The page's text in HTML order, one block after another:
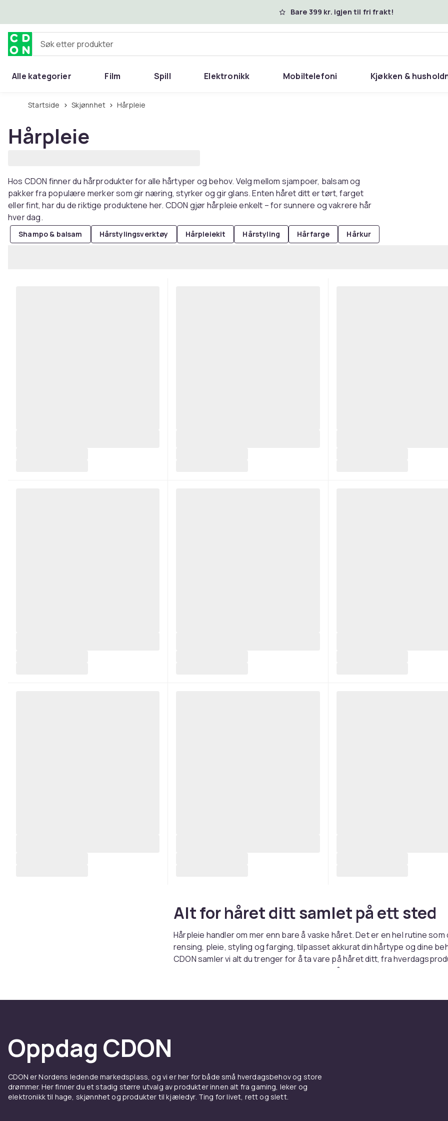
Bare 399 kr. igjen til fri frakt!
Søk etter produkter
Alle kategorier Film Spill Elektronikk Mobiltelefoni Kjøkken &
Startside Skjønnhet Hårpleie
Hårpleie
Hos CDON finner du hårprodukter for alle hårtyper og behov. Velg mellom sjampoer, balsam og
pakker fra populære merker som gir næring, styrker og gir glans. Enten håret ditt er tørt, farget
eller fint, har du de riktige produktene her. CDON gjør hårpleie enkelt – for sunnere og vakrere hår
hver dag.
Shampo & balsam Hårstylingsverktøy Hårpleiekit Hårstyling Hårfarge Hårkur
Alt for håret ditt samlet på ett sted
Hårpleie handler om mer enn bare å vaske håret. Det er en hel rutine
rensing, pleie, styling og farging, tilpasset akkurat din hårtype og dine
CDON samler vi alt du trenger for å ta vare på håret ditt, fra
spesialbehandlinger. Utforsk kategoriene våre og bygg en rutine som
Rensing og gjenoppretting
Styling og verktøy
Oppdag CDON
CDON er Nordens ledende markedsplass, og vi er her for både små hverdagsbehov og store
drømmer. Her finner du et stadig større utvalg av produkter innen alt fra gaming, leker og
elektronikk til hage, skjønnhet og produkter til kjæledyr. Ting for livet, rett og slett.